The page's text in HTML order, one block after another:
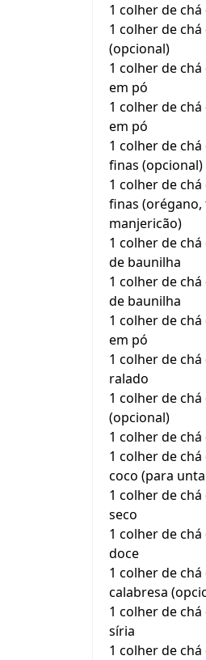
1 colher de
1 colher de
(opcional)
1 colher de
em pó
1 colher de
em pó
1 colher de chá
finas (opcional)
1 colher de chá
finas
manjericão)
1 colher de chá
de baunilha
1 colher de
de baunilha
1 colher de
em pó
1 colher de
ralado
1 colher de chá
(opcional)
1 colher de
1 colher de
coco (para
1 colher de
seco
1 colher de
doce
1 colher de
calabresa
1 colher de
síria
1 colher de